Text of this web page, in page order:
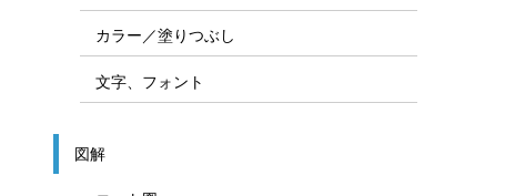
カラー／塗りつぶし
文字、フォント
図解